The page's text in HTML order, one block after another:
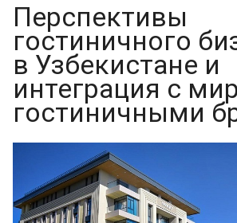
Перспективы
гостиничного
в Узбекистане и
интеграция с
гостиничными